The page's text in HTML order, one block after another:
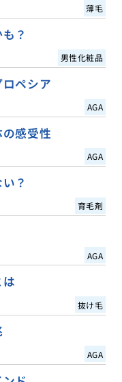
薄毛
？
男性化粧品
ペシア
AGA
感受性
AGA
？
育毛剤
AGA
抜け毛
AGA